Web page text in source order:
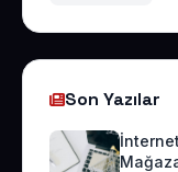
Son Yazılar